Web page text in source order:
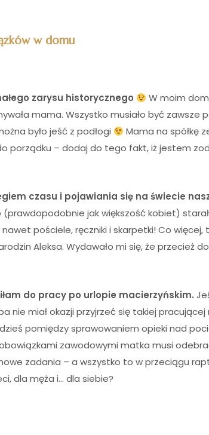
w domu
zarysu historycznego
W moim
mama. Wszystko musiało być zawsze
było jeść z podłogi
Mama na spółkę
porządku – dodaj do tego fakt, iż jestem
czasu i pojawiania się na świecie
jak większość kobiet)
pościele, ręczniki i skarpetki! Co więcej,
Aleksa. Wydawało mi się, że przecież
do pracy po urlopie macierzyńskim.
nie miał okazji przyjrzeć się takiej
pomiędzy sprawowaniem opieki nad
zawodowymi matka musi
zadania – a wszystko to w przeciągu
dla męża i… dla siebie?